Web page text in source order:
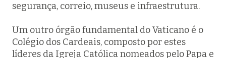
segurança, correio, museus e infraestrutura.
Um outro órgão fundamental do Vaticano é o
Colégio dos Cardeais, composto por estes
líderes da Igreja Católica nomeados pelo Papa e